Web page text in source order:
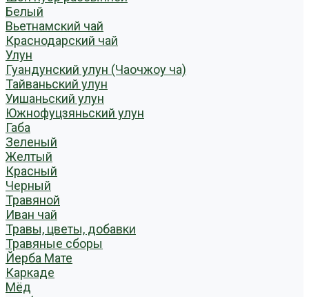
Белый
Вьетнамский чай
Краснодарский чай
Улун
Гуандунский улун (Чаочжоу ча)
Тайваньский улун
Уишаньский улун
Южнофуцзяньский улун
Габа
Зеленый
Желтый
Красный
Черный
Травяной
Иван чай
Травы, цветы, добавки
Травяные сборы
Йерба Мате
Каркаде
Мёд